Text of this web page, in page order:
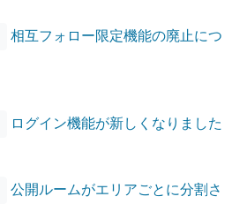
相互フォロー限定機能の廃止につ
ログイン機能が新しくなりました
公開ルームがエリアごとに分割さ